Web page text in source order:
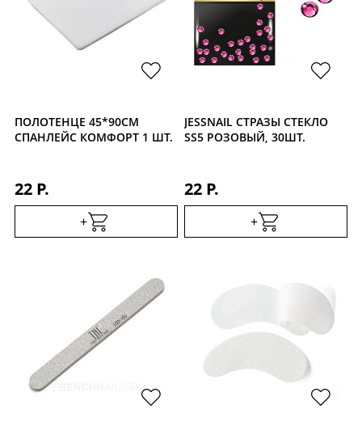
ПОЛОТЕНЦЕ 45*90СМ
СПАНЛЕЙС КОМФОРТ 1 ШТ.
22 Р.
+
JESSNAIL СТРАЗЫ СТЕКЛО
SS5 РОЗОВЫЙ, 30ШТ.
22 Р.
+